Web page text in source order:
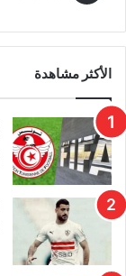
الأكثر مشاهدة